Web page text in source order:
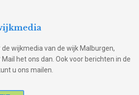
wijkmedia van de wijk Malburgen,
het ons dan. Ook voor berichten in de
u ons mailen.